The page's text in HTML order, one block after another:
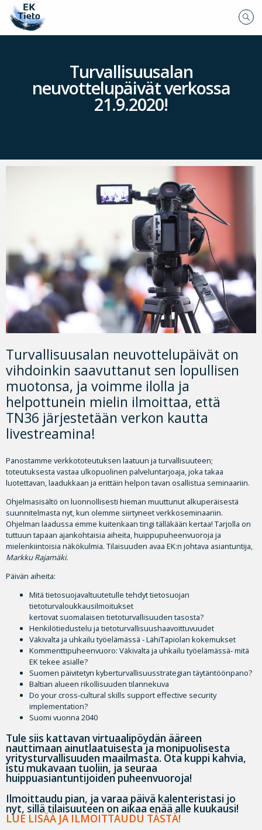
Turvallisuusalan
neuvottelupäivät verkossa
21.9.2020!
Turvallisuusalan neuvottelupäivät on
vihdoinkin saavuttanut sen lopullisen
muotonsa, ja voimme ilolla ja
helpottunein mielin ilmoittaa, että
TN36 järjestetään verkon kautta
livestreamina!
Panostamme verkkototeutuksen laatuun ja turvallisuuteen;
toteutuksesta vastaa ulkopuolinen palveluntarjoaja, joka takaa
luotettavan, laadukkaan ja erittäin helpon tavan osallistua seminaariin.
Ohjelmasisältö on luonnollisesti hieman muuttunut alkuperäisestä
suunnitelmasta nyt, kun olemme siirtyneet verkkoseminaariin.
Ohjelman laadussa emme kuitenkaan tingi tälläkään kertaa! Tarjolla on
tuttuun tapaan ajankohtaisia aiheita, huippupuheenvuoroja ja
mielenkiintoisia näkökulmia. Tilaisuuden avaa EK:n johtava asiantuntija,
Markku Rajamäki.
Päivän aiheita:
Mitä tietosuojavaltuutetulle tehdyt tietosuojan
tietoturvaloukkausilmoitukset
kertovat suomalaisen tietoturvallisuuden tasosta?
Henkilötiedustelu ja tietoturvallisuushaavoittuvuudet
Väkivalta ja uhkailu työelämässä ‐ LähiTapiolan kokemukset
Kommenttipuheenvuoro: Väkivalta ja uhkailu työelämässä‐ mitä
EK tekee asialle?
Suomen päivitetyn kyberturvallisuusstrategian täytäntöönpano?
Baltian alueen rikollisuuden tilannekuva
Do your cross‐cultural skills support effective security
implementation?
Suomi vuonna 2040
Tule siis kattavan virtuaalipöydän ääreen
nauttimaan ainutlaatuisesta ja monipuolisesta
yritysturvallisuuden maailmasta. Ota kuppi kahvia,
istu mukavaan tuoliin, ja seuraa
huippuasiantuntijoiden puheenvuoroja!
Ilmoittaudu pian, ja varaa päivä kalenteristasi jo
nyt, sillä tilaisuuteen on aikaa enää alle kuukausi!
LUE LISÄÄ JA ILMOITTAUDU TÄSTÄ!